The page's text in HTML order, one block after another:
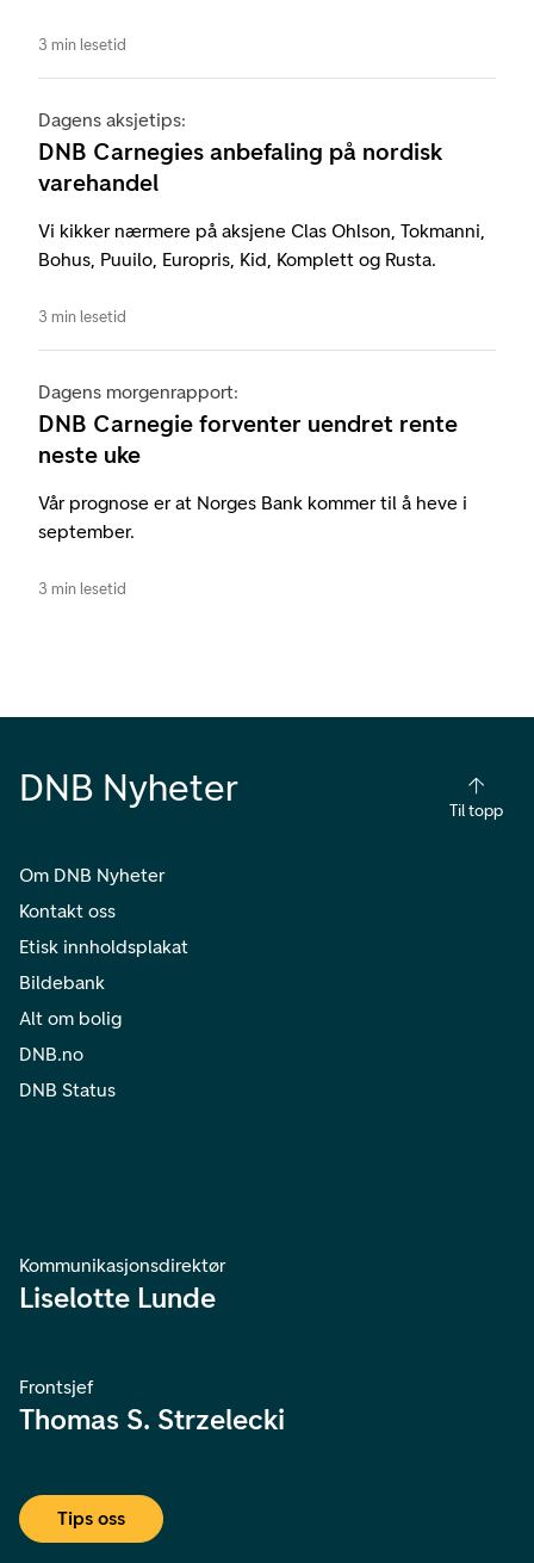
3 min lesetid
Dagens aksjetips:
DNB Carnegies anbefaling på nordisk
varehandel
Vi kikker nærmere på aksjene Clas Ohlson, Tokmanni,
Bohus, Puuilo, Europris, Kid, Komplett og Rusta.
3 min lesetid
Dagens morgenrapport:
DNB Carnegie forventer uendret rente
neste uke
Vår prognose er at Norges Bank kommer til å heve i
september.
3 min lesetid
DNB Nyheter
Til topp
Om DNB Nyheter
Kontakt oss
Etisk innholdsplakat
Bildebank
Alt om bolig
DNB.no
DNB Status
Kommunikasjonsdirektør
Liselotte Lunde
Frontsjef
Thomas S. Strzelecki
Tips oss